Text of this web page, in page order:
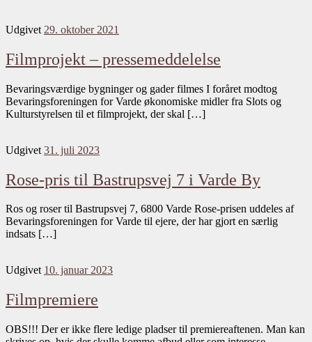
Udgivet 29. oktober 2021
Filmprojekt – pressemeddelelse
Bevaringsværdige bygninger og gader filmes I foråret modtog
Bevaringsforeningen for Varde økonomiske midler fra Slots og
Kulturstyrelsen til et filmprojekt, der skal […]
Udgivet 31. juli 2023
Rose-pris til Bastrupsvej 7 i Varde By
Ros og roser til Bastrupsvej 7, 6800 Varde Rose-prisen uddeles af
Bevaringsforeningen for Varde til ejere, der har gjort en særlig
indsats […]
Udgivet 10. januar 2023
Filmpremiere
OBS!!! Der er ikke flere ledige pladser til premiereaftenen. Man kan